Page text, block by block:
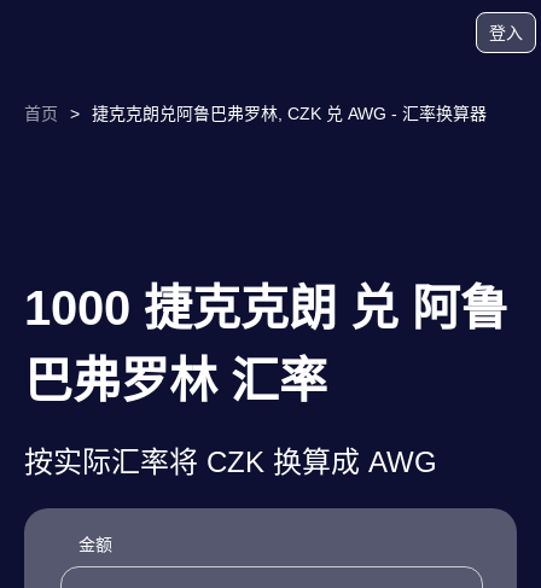
登入
首页 > 捷克克朗兑阿鲁巴弗罗林, CZK 兑 AWG - 汇率换算器
1000 捷克克朗 兑 阿鲁
巴弗罗林 汇率
按实际汇率将 CZK 换算成 AWG
金额